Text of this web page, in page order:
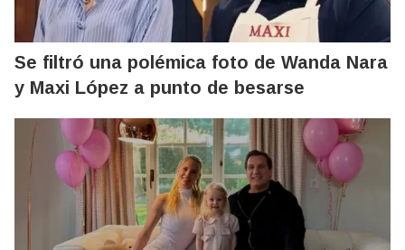
Se filtró una polémica foto de Wanda Nara
y Maxi López a punto de besarse